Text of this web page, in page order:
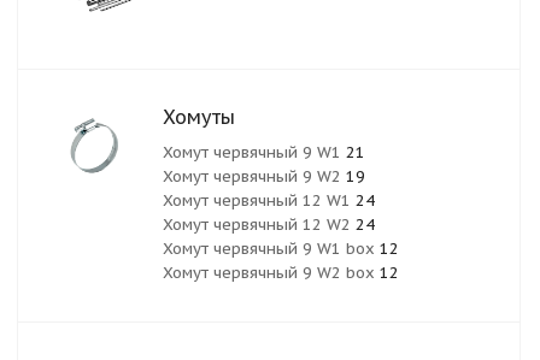
Хомуты
Хомут червячный 9 W1 21
Хомут червячный 9 W2 19
Хомут червячный 12 W1 24
Хомут червячный 12 W2 24
Хомут червячный 9 W1 box 12
Хомут червячный 9 W2 box 12